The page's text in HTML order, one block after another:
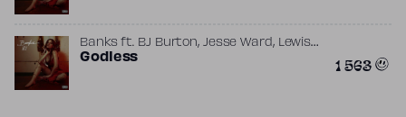
Banksft. BJ Burton, Jesse Ward, Lewis
Tautaiolefua
Godless 1 563